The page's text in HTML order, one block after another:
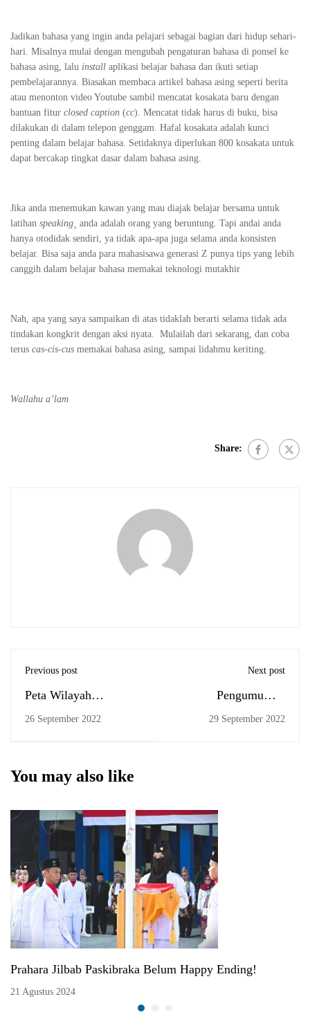
Jadikan bahasa yang ingin anda pelajari sebagai bagian dari hidup sehari-
hari. Misalnya mulai dengan mengubah pengaturan bahasa di ponsel ke
bahasa asing, lalu install aplikasi belajar bahasa dan ikuti setiap
pembelajarannya. Biasakan membaca artikel bahasa asing seperti berita
atau menonton video Youtube sambil mencatat kosakata baru dengan
bantuan fitur closed caption (cc). Mencatat tidak harus di buku, bisa
dilakukan di dalam telepon genggam. Hafal kosakata adalah kunci
penting dalam belajar bahasa. Setidaknya diperlukan 800 kosakata untuk
dapat bercakap tingkat dasar dalam bahasa asing.
Jika anda menemukan kawan yang mau diajak belajar bersama untuk
latihan speaking¸ anda adalah orang yang beruntung. Tapi andai anda
hanya otodidak sendiri, ya tidak apa-apa juga selama anda konsisten
belajar. Bisa saja anda para mahasisawa generasi Z punya tips yang lebih
canggih dalam belajar bahasa memakai teknologi mutakhir
Nah, apa yang saya sampaikan di atas tidaklah berarti selama tidak ada
tindakan kongkrit dengan aksi nyata. Mulailah dari sekarang, dan coba
terus cas-cis-cus memakai bahasa asing, sampai lidahmu keriting.
Wallahu a’lam
Share:
Previous post
Peta Wilayah
Penelitian Skripsi
26 September 2022
Next post
Pengumuman
Pendaftaran Yudisium
29 September 2022
You may also like
Prahara Jilbab Paskibraka Belum Happy Ending!
21 Agustus 2024